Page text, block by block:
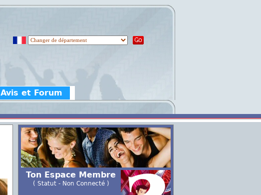
Avis et Forum
Ton Espace Membre
( Statut - Non Connecté )